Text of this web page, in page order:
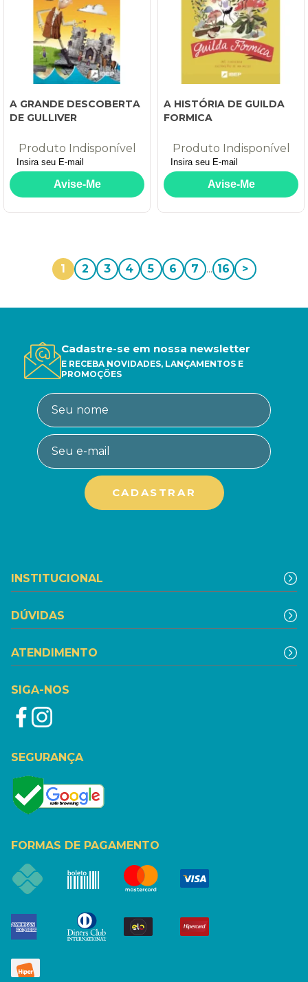
A GRANDE DESCOBERTA
DE GULLIVER
Produto Indisponível
A HISTÓRIA DE GUILDA
FORMICA
Produto Indisponível
1 2 3 4 5 6 7 ... 16 >
Cadastre-se em nossa newsletter
E RECEBA NOVIDADES, LANÇAMENTOS E
PROMOÇÕES
INSTITUCIONAL
DÚVIDAS
ATENDIMENTO
SIGA-NOS
SEGURANÇA
FORMAS DE PAGAMENTO